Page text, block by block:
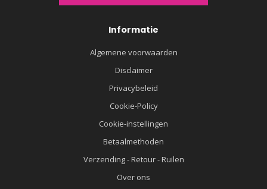
Informatie
Algemene voorwaarden
Disclaimer
Privacybeleid
Cookie-Policy
Cookie-instellingen
Betaalmethoden
Verzending - Retour - Ruilen
Over ons